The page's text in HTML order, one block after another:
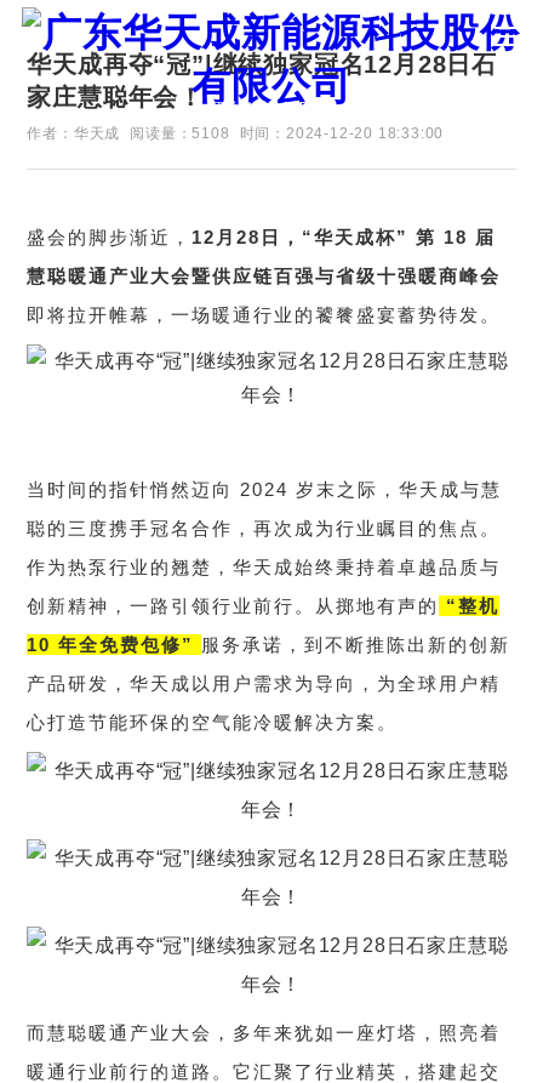
证券代码：835751
华天成再夺“冠”|继续独家冠名12月28日石
家庄慧聪年会！
作者：华天成 阅读量：5108 时间：2024-12-20 18:33:00
盛会的脚步渐近， 12月28日，“华天成杯” 第 18 届
慧聪暖通产业大会暨供应链百强与省级十强暖商峰会
即将拉开帷幕，一场暖通行业的饕餮盛宴蓄势待发。
当时间的指针悄然迈向 2024 岁末之际，华天成与慧
聪的三度携手冠名合作，再次成为行业瞩目的焦点。
作为热泵行业的翘楚，华天成始终秉持着卓越品质与
创新精神，一路引领行业前行。从掷地有声的 “整机
10 年全免费包修” 服务承诺，到不断推陈出新的创新
产品研发，华天成以用户需求为导向，为全球用户精
心打造节能环保的空气能冷暖解决方案。
而慧聪暖通产业大会，多年来犹如一座灯塔，照亮着
暖通行业前行的道路。它汇聚了行业精英，搭建起交